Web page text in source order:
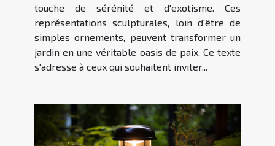
touche de sérénité et d'exotisme. Ces
représentations sculpturales, loin d'être de
simples ornements, peuvent transformer un
jardin en une véritable oasis de paix. Ce texte
s'adresse à ceux qui souhaitent inviter...